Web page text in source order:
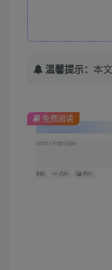
温馨提示： 本
免费阅读